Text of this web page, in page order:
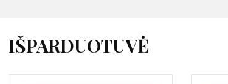
IŠPARDUOTUVĖ